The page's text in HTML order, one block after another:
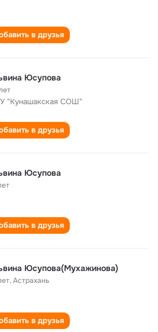
в друзья
Юсупова
"Кунашакская СОШ"
в друзья
Юсупова
в друзья
Юсупова(Мухажинова)
,Астрахань
в друзья